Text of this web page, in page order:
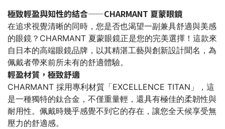
價格
(NT$)
~
類
型
極致輕盈與知性的結合——CHARMANT 夏蒙眼鏡
在追求視覺清晰的同時，您是否也渴望一副兼具舒適與美感
的眼鏡？CHARMANT 夏蒙眼鏡正是您的完美選擇！這款來
自日本的高端眼鏡品牌，以其精湛工藝與創新設計聞名，為
佩戴者帶來前所未有的舒適體驗。
輕盈材質，極致舒適
CHARMANT 採用專利材質「EXCELLENCE TITAN」，這
是一種獨特的鈦合金，不僅重量輕，還具有極佳的柔韌性與
耐用性。佩戴時幾乎感覺不到它的存在，讓您全天候享受無
壓力的舒適感。